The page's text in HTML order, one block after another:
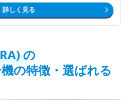
詳しく見る
の
の特徴・選ばれる